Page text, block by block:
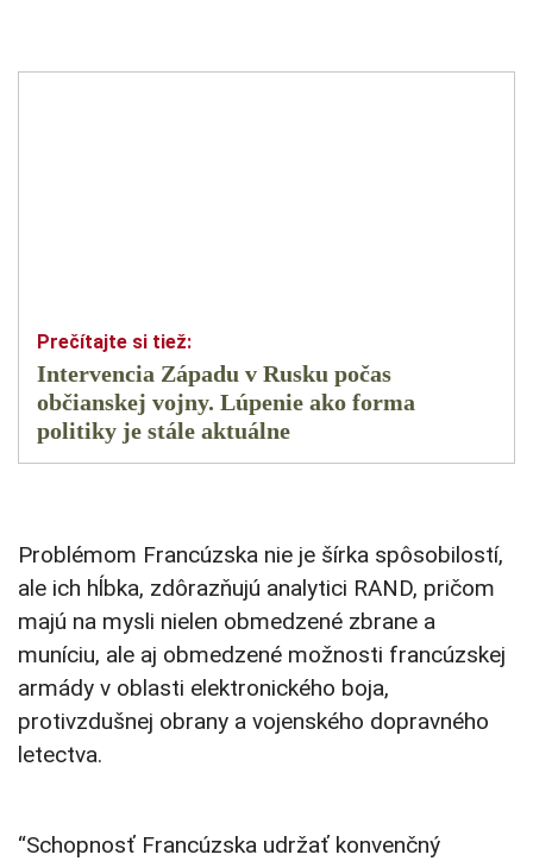
Intervencia Západu v Rusku počas
občianskej vojny. Lúpenie ako forma
politiky je stále aktuálne
Problémom Francúzska nie je šírka spôsobilostí,
ale ich hĺbka, zdôrazňujú analytici RAND, pričom
majú na mysli nielen obmedzené zbrane a
muníciu, ale aj obmedzené možnosti francúzskej
armády v oblasti elektronického boja,
protivzdušnej obrany a vojenského dopravného
letectva.
“Schopnosť Francúzska udržať konvenčný